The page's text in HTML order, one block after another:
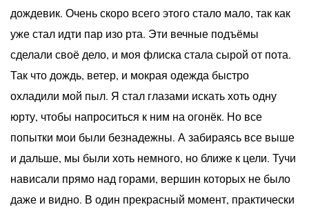
дождевик. Очень скоро всего этого стало мало, так как
уже стал идти пар изо рта. Эти вечные подъёмы
сделали своё дело, и моя флиска стала сырой от пота.
Так что дождь, ветер, и мокрая одежда быстро
охладили мой пыл. Я стал глазами искать хоть одну
юрту, чтобы напроситься к ним на огонёк. Но все
попытки мои были безнадежны. А забираясь все выше
и дальше, мы были хоть немного, но ближе к цели. Тучи
нависали прямо над горами, вершин которых не было
даже и видно. В один прекрасный момент, практически